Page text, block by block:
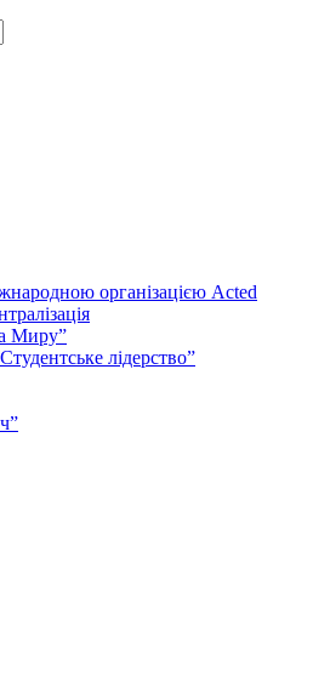
організацією Acted
Миру”
лідерство”